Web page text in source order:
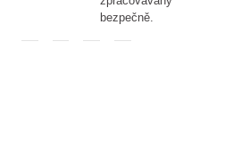
bezpečně.